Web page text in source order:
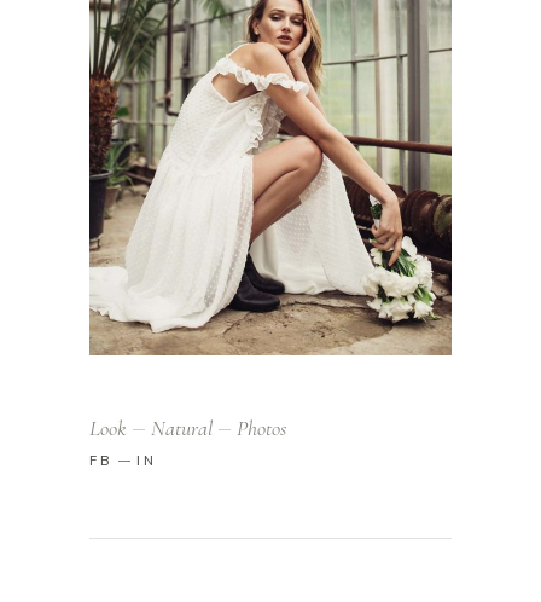
Look Natural Photos
FB IN